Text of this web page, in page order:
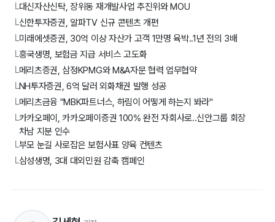
└대신자산신탁, 장위동 재개발사업 추진위와 MOU
└신한투자증권, 알파TV 신규 콘텐츠 개편
└미래에셋증권, 30억 이상 자산가 고객 1만명 육박..1년 전의 3배
└흥국생명, 보험금 지급 서비스 고도화
└메리츠증권, 삼정KPMG와 M&A자문 협력 업무협약
└NH투자증권, 6억 달러 외화채권 발행 성공
└메리츠금융 "MBK파트너스, 하림이 어떻게 하는지 봐라"
└카카오페이, 카카오페이증권 100% 완전 자회사로..신안그룹 회장
차남 지분 인수
└부모 눈길 사로잡은 보험사표 양육 컨텐츠
└삼성생명, 3대 대외민원 감축 캠페인